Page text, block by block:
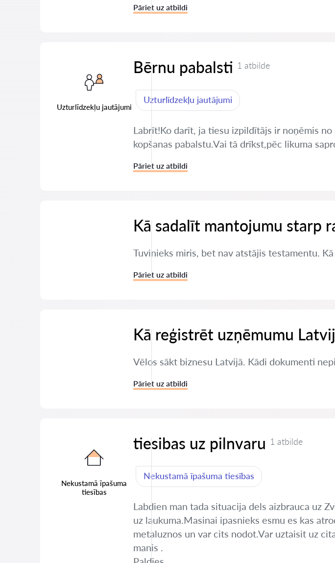
Pāriet uz atbildi
Uzturlīdzekļu jautājumi
Bērnu pabalsti 1 atbilde
Uzturlīdzekļu jautājumi
Labrīt!Ko darīt, ja tiesu izpildītājs ir noņēmis
kopšanas pabalstu.Vai tā drīkst,pēc likuma
Pāriet uz atbildi
Kā sadalīt mantojumu starp
Tuvinieks miris, bet nav atstājis testamentu.
Pāriet uz atbildi
Kā reģistrēt uzņēmumu
Vēlos sākt biznesu Latvijā. Kādi dokumenti
Pāriet uz atbildi
Nekustamā īpašuma
tiesības
tiesibas uz pilnvaru 1 atbilde
Nekustamā īpašuma tiesības
Labdien man tada situacija dels aizbrauca uz
uz laukuma.Masinai ipasnieks esmu es kas
metaluznos un var cits nodot.Var uztaisit uz
manis .